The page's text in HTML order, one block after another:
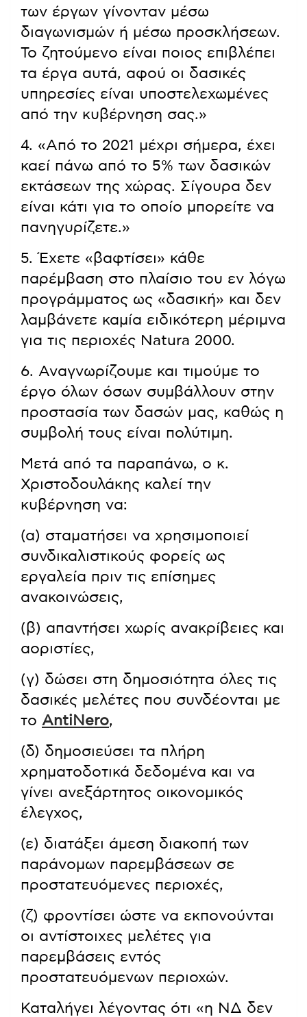
των έργων γίνονταν μέσω
διαγωνισμών ή μέσω προσκλήσεων.
Το ζητούμενο είναι ποιος επιβλέπει
τα έργα αυτά, αφού οι δασικές
υπηρεσίες είναι υποστελεχωμένες
από την κυβέρνηση σας.»
4. «Από το 2021 μέχρι σήμερα, έχει
καεί πάνω από το 5% των δασικών
εκτάσεων της χώρας. Σίγουρα δεν
είναι κάτι για το οποίο μπορείτε να
πανηγυρίζετε.»
5. Έχετε «βαφτίσει» κάθε
παρέμβαση στο πλαίσιο του εν λόγω
προγράμματος ως «δασική» και δεν
λαμβάνετε καμία ειδικότερη μέριμνα
για τις περιοχές Natura 2000.
6. Αναγνωρίζουμε και τιμούμε το
έργο όλων όσων συμβάλλουν στην
προστασία των δασών μας, καθώς η
συμβολή τους είναι πολύτιμη.
Μετά από τα παραπάνω, ο κ.
Χριστοδουλάκης καλεί την
κυβέρνηση να:
(α) σταματήσει να χρησιμοποιεί
συνδικαλιστικούς φορείς ως
εργαλεία πριν τις επίσημες
ανακοινώσεις,
(β) απαντήσει χωρίς ανακρίβειες και
αοριστίες,
(γ) δώσει στη δημοσιότητα όλες τις
δασικές μελέτες που συνδέονται με
το AntiNero,
(δ) δημοσιεύσει τα πλήρη
χρηματοδοτικά δεδομένα και να
γίνει ανεξάρτητος οικονομικός
έλεγχος,
(ε) διατάξει άμεση διακοπή των
παράνομων παρεμβάσεων σε
προστατευόμενες περιοχές,
(ζ) φροντίσει ώστε να εκπονούνται
οι αντίστοιχες μελέτες για
παρεμβάσεις εντός
προστατευόμενων περιοχών.
Καταλήγει λέγοντας ότι «η ΝΔ δεν